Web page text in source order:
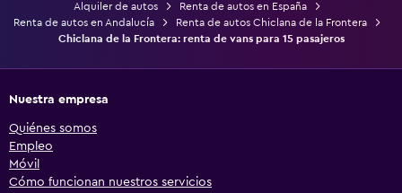
Alquiler de autos
Renta de autos en España
Renta de autos en Andalucía
Renta de autos Chiclana de la Frontera
Chiclana de la Frontera: renta de vans para 15 pasajeros
Nuestra empresa
Quiénes somos
Empleo
Móvil
Cómo funcionan nuestros servicios